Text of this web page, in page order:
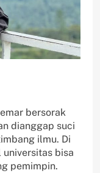
bersorak
dianggap suci
ilmu. Di
bisa
pemimpin.